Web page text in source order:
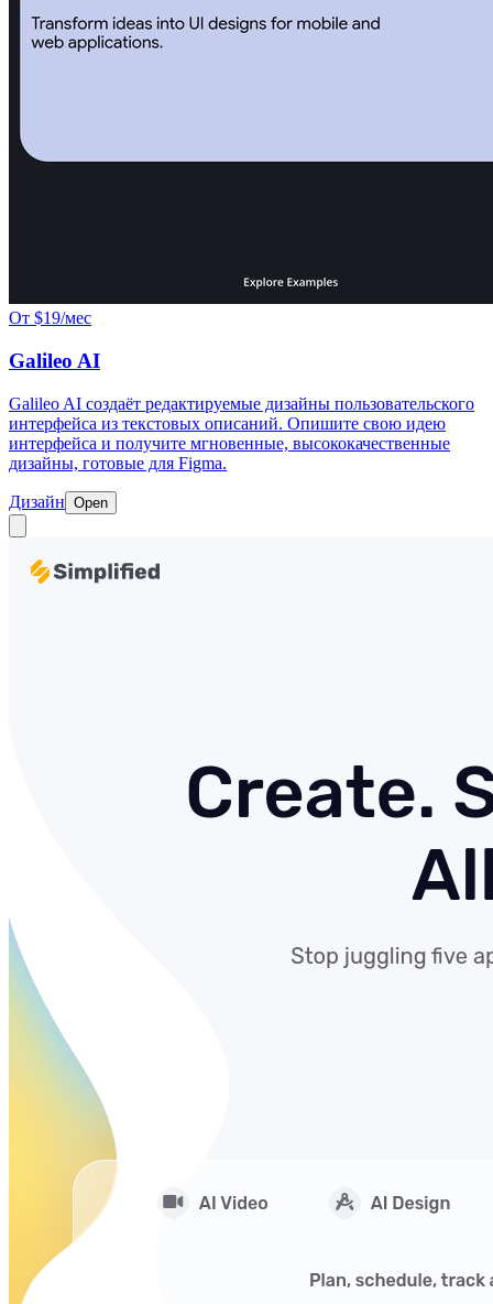
От $19/мес
Galileo AI
Galileo AI создаёт редактируемые дизайны пользовательского
интерфейса из текстовых описаний. Опишите свою идею
интерфейса и получите мгновенные, высококачественные
дизайны, готовые для Figma.
Дизайн Open